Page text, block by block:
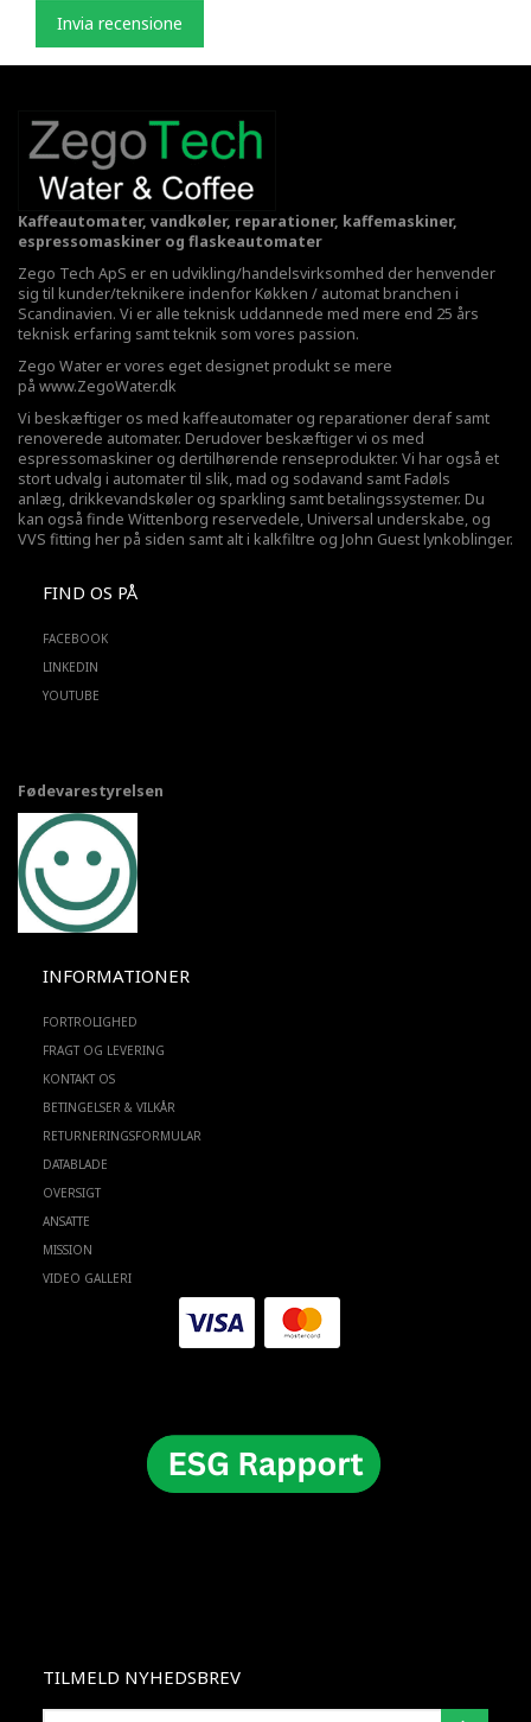
Invia recensione
Kaffeautomater, vandkøler, reparationer, kaffemaskiner,
espressomaskiner og flaskeautomater
Zego Tech ApS er en udvikling/handelsvirksomhed der henvender
sig til kunder/teknikere indenfor Køkken / automat branchen i
Scandinavien. Vi er alle teknisk uddannede med mere end 25 års
teknisk erfaring samt teknik som vores passion.
Zego Water er vores eget designet produkt se mere
på www.ZegoWater.dk
Vi beskæftiger os med kaffeautomater og reparationer deraf samt
renoverede automater. Derudover beskæftiger vi os med
espressomaskiner og dertilhørende renseprodukter. Vi har også et
stort udvalg i automater til slik, mad og sodavand samt Fadøls
anlæg, drikkevandskøler og sparkling samt betalingssystemer. Du
kan også finde Wittenborg reservedele, Universal underskabe, og
VVS fitting her på siden samt alt i kalkfiltre og John Guest lynkoblinger.
FIND OS PÅ
FACEBOOK
LINKEDIN
YOUTUBE
Fødevarestyrelsen
INFORMATIONER
FORTROLIGHED
FRAGT OG LEVERING
KONTAKT OS
BETINGELSER & VILKÅR
RETURNERINGSFORMULAR
DATABLADE
OVERSIGT
ANSATTE
MISSION
VIDEO GALLERI
TILMELD NYHEDSBREV